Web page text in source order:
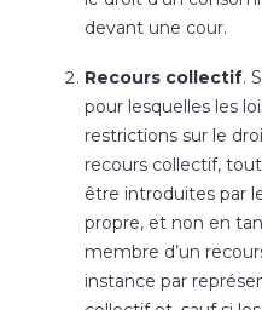
devant une cour.
Recours collectif.
pour lesquelles les
restrictions sur le
recours collectif,
être introduites par
propre, et non en
membre d’un
instance par